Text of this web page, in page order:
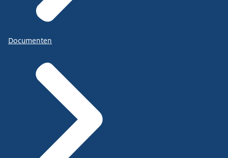
Documenten